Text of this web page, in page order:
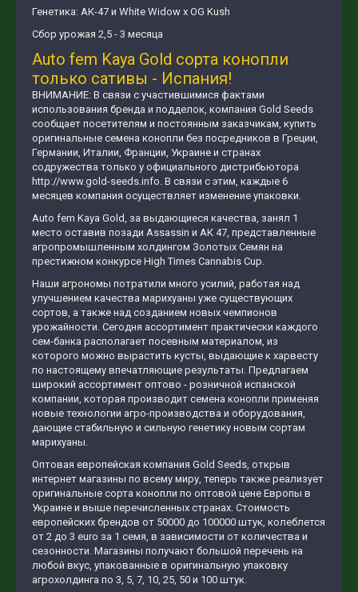
Генетика: АК-47 и White Widow х OG Kush
Сбор урожая 2,5 - 3 месяца
Auto fem Kaya Gold сорта конопли
только сативы - Испания!
ВНИМАНИЕ: В связи с участившимися фактами
использования бренда и подделок, компания Gold Seeds
сообщает посетителям и постоянным заказчикам, купить
оригинальные семена конопли без посредников в Греции,
Германии, Италии, Франции, Украине и странах
содружества только у официального дистрибьютора
http://www.gold-seeds.info. В связи с этим, каждые 6
месяцев компания осуществляет изменение упаковки.
Auto fem Kaya Gold, за выдающиеся качества, занял 1
место оставив позади Assassin и АК 47, представленные
агропромышленным холдингом Золотых Семян на
престижном конкурсе High Times Cannabis Cup.
Наши агрономы потратили много усилий, работая над
улучшением качества марихуаны уже существующих
сортов, а также над созданием новых чемпионов
урожайности. Сегодня ассортимент практически каждого
сем-банка располагает посевным материалом, из
которого можно вырастить кусты, выдающие к харвесту
по настоящему впечатляющие результаты. Предлагаем
широкий ассортимент оптово - розничной испанской
компании, которая производит семена конопли применяя
новые технологии агро-производства и оборудования,
дающие стабильную и сильную генетику новым сортам
марихуаны.
Оптовая европейская компания Gold Seeds, открыв
интернет магазины по всему миру, теперь также реализует
оригинальные сорта конопли по оптовой цене Европы в
Украине и выше перечисленных странах. Стоимость
европейских брендов от 50000 до 100000 штук, колеблется
от 2 до 3 euro за 1 семя, в зависимости от количества и
сезонности. Магазины получают большой перечень на
любой вкус, упакованные в оригинальную упаковку
агрохолдинга по 3, 5, 7, 10, 25, 50 и 100 штук.